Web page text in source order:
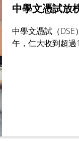
中學文憑試放
中學文憑試（
午，仁大收到超